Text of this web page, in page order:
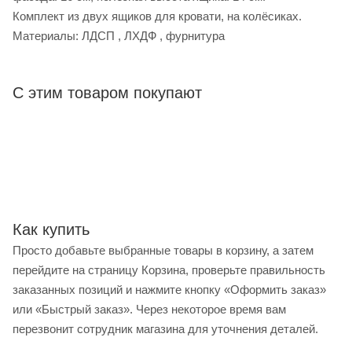
Комплект из двух ящиков для кровати, на колёсиках.
Материалы: ЛДСП , ЛХДФ , фурнитура
С этим товаром покупают
Как купить
Просто добавьте выбранные товары в корзину, а затем
перейдите на страницу Корзина, проверьте правильность
заказанных позиций и нажмите кнопку «Оформить заказ»
или «Быстрый заказ». Через некоторое время вам
перезвонит сотрудник магазина для уточнения деталей.